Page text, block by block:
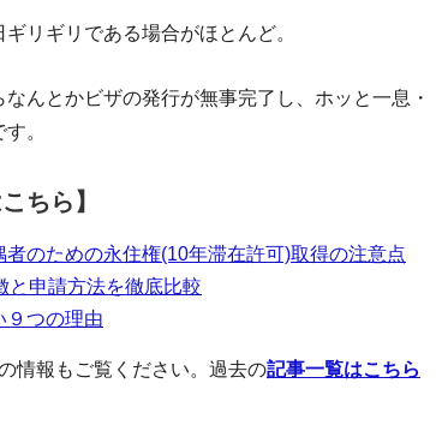
たった1ヵ月でフラン
フランス
フラ
リギリである場合がほとんど。
んとかビザの発行が無事完了し、ホッと一息・
。
ちら】
者のための永住権(10年滞在許可)取得の注意点
と申請方法を徹底比較
９つの理由
情報もご覧ください。過去の記事一覧はこちら